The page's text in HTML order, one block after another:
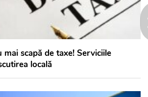
scapă de taxe! Serviciile
locală